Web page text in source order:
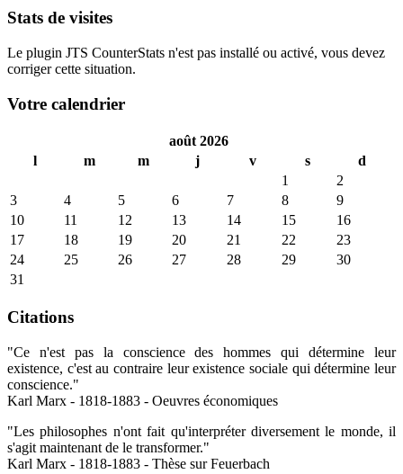
Stats de visites
Le plugin JTS CounterStats n'est pas installé ou activé, vous devez
corriger cette situation.
Votre calendrier
août 2026
l
m m j v s
d
1
2
3
4 5 6 7 8
9
10
11 12 13 14 15
16
17
18 19 20 21 22
23
24
25 26 27 28 29
30
31
Citations
"Ce n'est pas la conscience des hommes qui détermine leur
existence, c'est au contraire leur existence sociale qui détermine leur
conscience."
Karl Marx - 1818-1883 - Oeuvres économiques
"Les philosophes n'ont fait qu'interpréter diversement le monde, il
s'agit maintenant de le transformer."
Karl Marx - 1818-1883 - Thèse sur Feuerbach